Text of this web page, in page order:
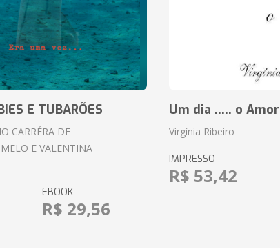
E TUBARÕES
CARRÉRA DE
E VALENTINA
EBOOK
R$ 29,56
Um dia ..... o Amor
Virgínia Ribeiro
IMPRESSO
R$ 53,42